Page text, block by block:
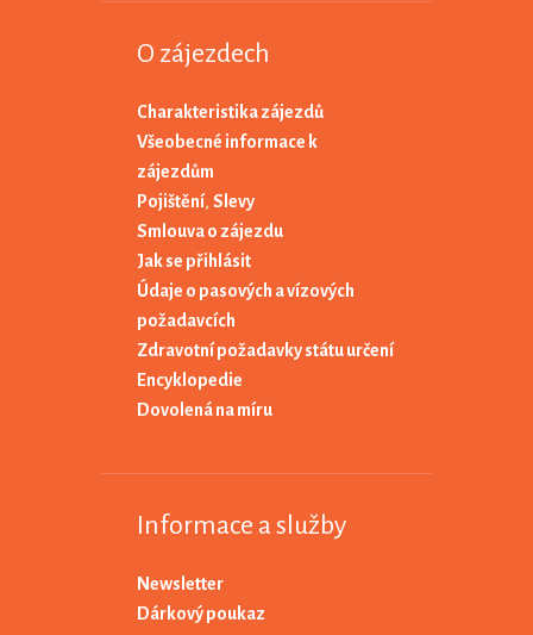
O zájezdech
Charakteristika zájezdů
Všeobecné informace k
zájezdům
Pojištění, Slevy
Smlouva o zájezdu
Jak se přihlásit
Údaje o pasových a vízových
požadavcích
Zdravotní požadavky státu určení
Encyklopedie
Dovolená na míru
Informace a služby
Newsletter
Dárkový poukaz